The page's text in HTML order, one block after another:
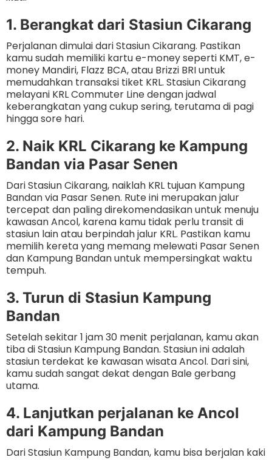
1. Berangkat dari Stasiun Cikarang
Perjalanan dimulai dari Stasiun Cikarang. Pastikan
kamu sudah memiliki kartu e-money seperti KMT, e-
money Mandiri, Flazz BCA, atau Brizzi BRI untuk
memudahkan transaksi tiket KRL. Stasiun Cikarang
melayani KRL Commuter Line dengan jadwal
keberangkatan yang cukup sering, terutama di pagi
hingga sore hari.
2. Naik KRL Cikarang ke Kampung
Bandan via Pasar Senen
Dari Stasiun Cikarang, naiklah KRL tujuan Kampung
Bandan via Pasar Senen. Rute ini merupakan jalur
tercepat dan paling direkomendasikan untuk menuju
kawasan Ancol, karena kamu tidak perlu transit di
stasiun lain atau berpindah jalur KRL. Pastikan kamu
memilih kereta yang memang melewati Pasar Senen
dan Kampung Bandan untuk mempersingkat waktu
tempuh.
3. Turun di Stasiun Kampung
Bandan
Setelah sekitar 1 jam 30 menit perjalanan, kamu akan
tiba di Stasiun Kampung Bandan. Stasiun ini adalah
stasiun terdekat ke kawasan wisata Ancol. Dari sini,
kamu sudah sangat dekat dengan Bale gerbang
utama.
4. Lanjutkan perjalanan ke Ancol
dari Kampung Bandan
Dari Stasiun Kampung Bandan, kamu bisa berjalan kaki